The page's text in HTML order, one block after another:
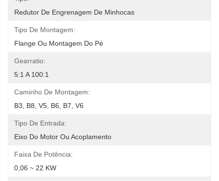
Redutor De Engrenagem De Minhocas
Tipo De Montagem:
Flange Ou Montagem Do Pé
Gearratio:
5:1 A 100:1
Caminho De Montagem:
B3, B8, V5, B6, B7, V6
Tipo De Entrada:
Eixo Do Motor Ou Acoplamento
Faixa De Potência:
0,06 ~ 22 KW